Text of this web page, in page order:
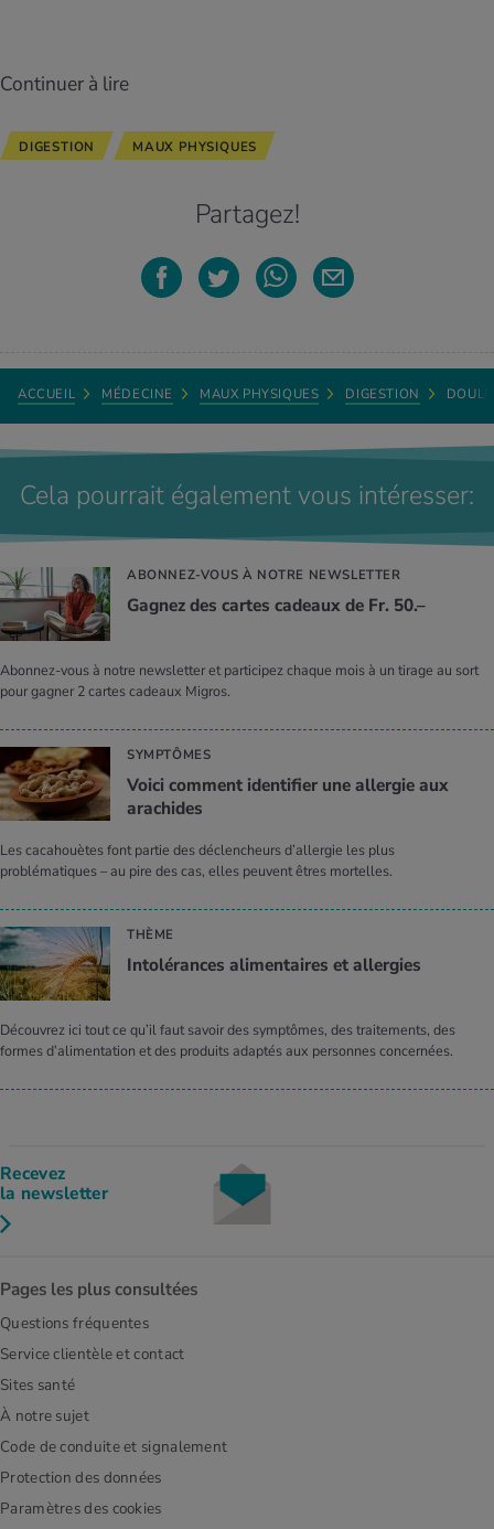
Continuer à lire
DIGESTION MAUX PHYSIQUES
Partagez!
ACCUEIL MÉDECINE MAUX PHYSIQUES DIGESTION
Cela pourrait également vous intéresser:
ABONNEZ-VOUS À NOTRE NEWSLETTER
Gagnez des cartes cadeaux de Fr. 50.–
Abonnez-vous à notre newsletter et participez chaque mois à un tirage au sort
pour gagner 2 cartes cadeaux Migros.
SYMPTÔMES
Voici comment identifier une allergie aux
arachides
Les cacahouètes font partie des déclencheurs d’allergie les plus
problématiques – au pire des cas, elles peuvent êtres mortelles.
THÈME
Intolérances alimentaires et allergies
Découvrez ici tout ce qu’il faut savoir des symptômes, des traitements, des
formes d’alimentation et des produits adaptés aux personnes concernées.
Recevez
la newsletter
Pages les plus consultées
Questions fréquentes
Service clientèle et contact
Sites santé
À notre sujet
Code de conduite et signalement
Protection des données
Paramètres des cookies